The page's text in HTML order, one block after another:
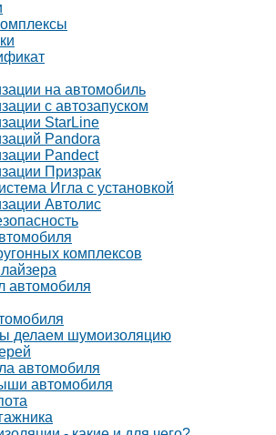
на автомобиль
с автозапуском
StarLine
Pandora
Pandect
Призрак
Игла с установкой
Автолис
комплексов
автомобиля
делаем шумоизоляцию
автомобиля
автомобиля